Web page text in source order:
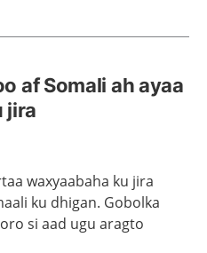
af Somali ah ayaa
jira
waxyaabaha ku jira
ku dhigan. Gobolka
si aad ugu aragto